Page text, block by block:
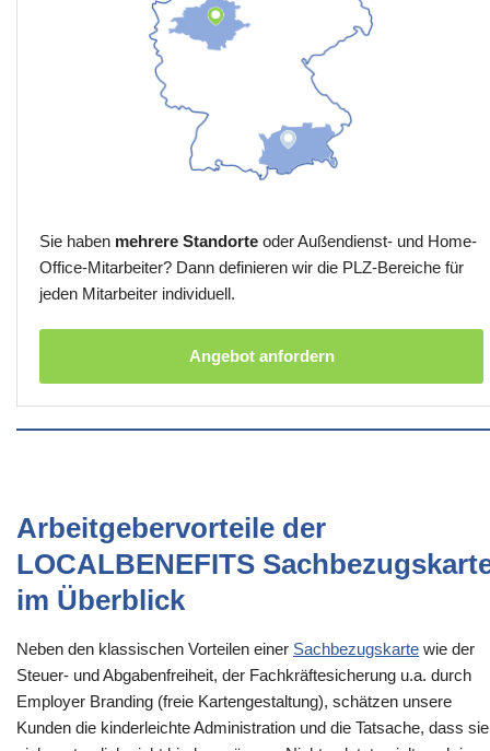
Sie haben mehrere Standorte oder Außendienst- und Home-
Office-Mitarbeiter? Dann definieren wir die PLZ-Bereiche für
jeden Mitarbeiter individuell.
Angebot anfordern
Arbeitgebervorteile der
LOCALBENEFITS
im Überblick
Neben den klassischen Vorteilen einer Sachbezugskarte wie der
Steuer- und Abgabenfreiheit, der Fachkräftesicherung u.a. durch
Employer Branding (freie Kartengestaltung), schätzen unsere
Kunden die kinderleichte Administration und die Tatsache, dass sie